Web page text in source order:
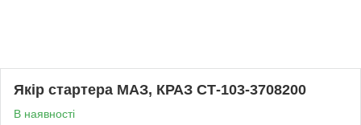
Якір стартера МАЗ, КРАЗ СТ-103-3708200
В наявності